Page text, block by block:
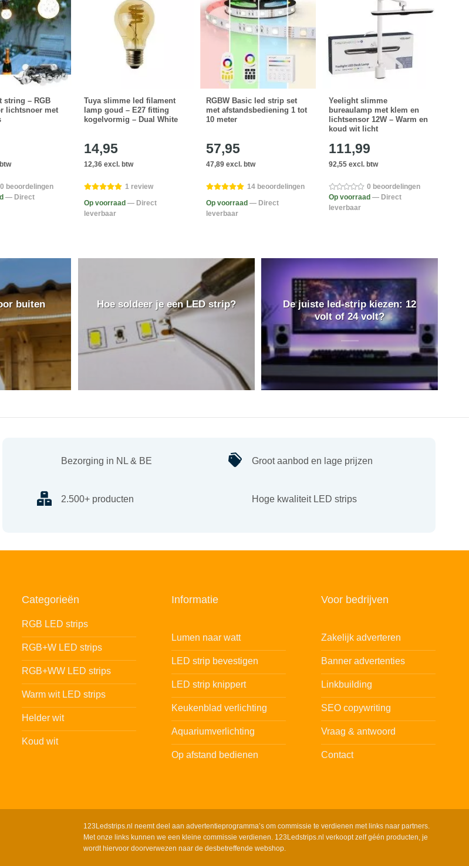
string – RGB
lichtsnoer met
0 beoordelingen
— Direct
Tuya slimme led filament
lamp goud – E27 fitting
kogelvormig – Dual White
14,95
12,36 excl. btw
1 review
Op voorraad — Direct
leverbaar
RGBW Basic led strip set
met afstandsbediening 1 tot
10 meter
57,95
47,89 excl. btw
14 beoordelingen
Op voorraad — Direct
leverbaar
Yeelight slimme
bureaulamp met klem en
lichtsensor 12W – Warm en
koud wit licht
111,99
92,55 excl. btw
0 beoordelingen
Op voorraad — Direct
leverbaar
buiten Hoe soldeer je een LED strip?
De juiste led-strip kiezen: 12
volt of 24 volt?
Bezorging in NL & BE
2.500+ producten
Groot aanbod en lage prijzen
Hoge kwaliteit LED strips
Categorieën
RGB LED strips
RGB+W LED strips
RGB+WW LED strips
Warm wit LED strips
Helder wit
Koud wit
Informatie
Lumen naar watt
LED strip bevestigen
LED strip knippert
Keukenblad verlichting
Aquariumverlichting
Op afstand bedienen
Voor bedrijven
Zakelijk adverteren
Banner advertenties
Linkbuilding
SEO copywriting
Vraag & antwoord
Contact
123Ledstrips.nl neemt deel aan advertentieprogramma’s om commissie te verdienen met links naar partners.
Met onze links kunnen we een kleine commissie verdienen. 123Ledstrips.nl verkoopt zelf géén producten, je
wordt hiervoor doorverwezen naar de desbetreffende webshop.